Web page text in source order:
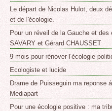
Le départ de Nicolas Hulot, deux
et de l'écologie.
Pour un réveil de la Gauche et
SAVARY et Gérard CHAUSSET
9 mois pour rénover l’écologie
Ecologiste et lucide
Drame de Puisseguin ma reponse
Mediapart
Pour une écologie positive : ma